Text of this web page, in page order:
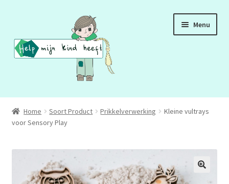
naar
navigatie
de
inhoud
Menu
ADD
ADHD
ASS
DCD
Home Soort Product Prikkelverwerking
Kleine vultrays
voor Sensory Play